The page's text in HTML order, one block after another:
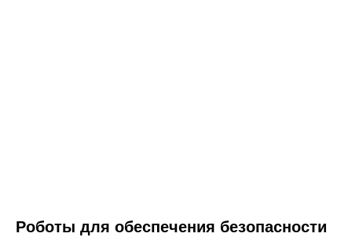
Роботы для обеспечения безопасности